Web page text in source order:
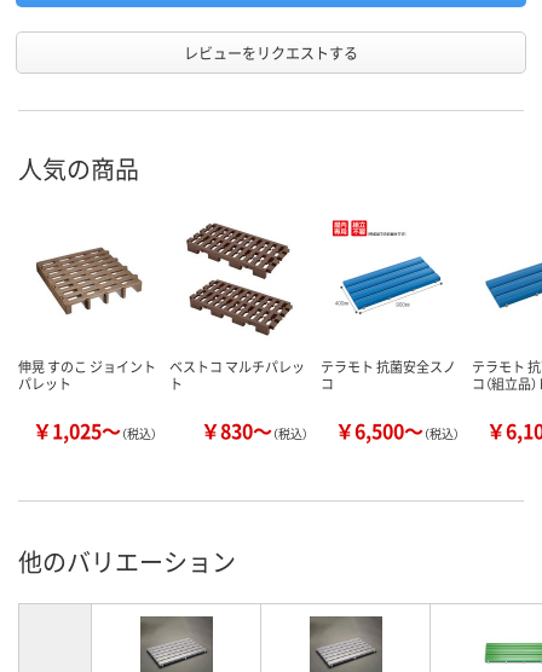
レビューをリクエストする
人気の商品
伸晃 すのこ ジョイント
パレット
￥1,025～（税込）
ベストコ マルチパレッ
ト
￥830～（税込）
テラモト 抗菌安全スノ
コ
￥6,500～（税込）
テラモト
コ（組立品
￥
他のバリエーション